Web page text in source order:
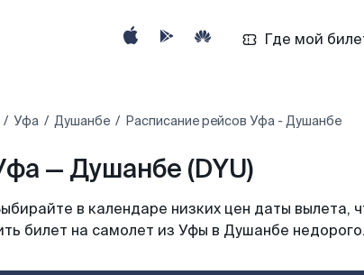
Где мой
Уфа Душанбе Расписание рейсов Уфа - Душанбе
— Душанбе (DYU)
в календаре низких цен даты вылета,
билет на самолет из Уфы в Душанбе недорого.